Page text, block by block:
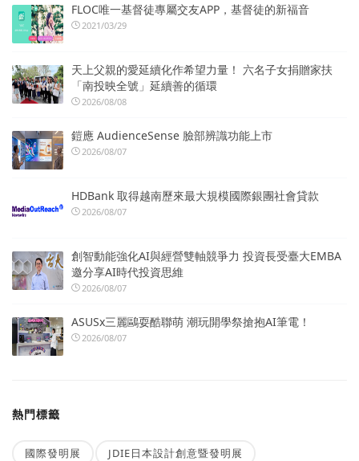
FLOC唯一基督徒專屬交友APP，基督徒的新福音
2021/03/29
天上父親的愛延續化作希望力量！ 六名子女捐贈家扶
「南投映全號」延續善的循環
2026/08/08
鎧應 AudienceSense 臉部辨識功能上市
2026/08/07
HDBank 取得越南歷來最大規模國際銀團社會貸款
2026/08/07
創智動能強化AI與經營雙軸競爭力 投資長受臺大EMBA
邀分享AI時代投資思維
2026/08/07
ASUSx三麗鷗耍酷聯萌 潮玩開學祭搶抱AI筆電！
2026/08/07
熱門標籤
國際發明展 JDIE日本設計創意暨發明展